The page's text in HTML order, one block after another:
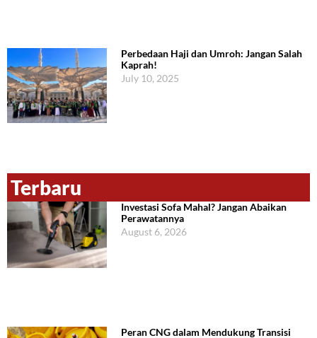
Perbedaan Haji dan Umroh: Jangan Salah
Kaprah!
July 10, 2025
Terbaru
Investasi Sofa Mahal? Jangan Abaikan
Perawatannya
August 6, 2026
Peran CNG dalam Mendukung Transisi